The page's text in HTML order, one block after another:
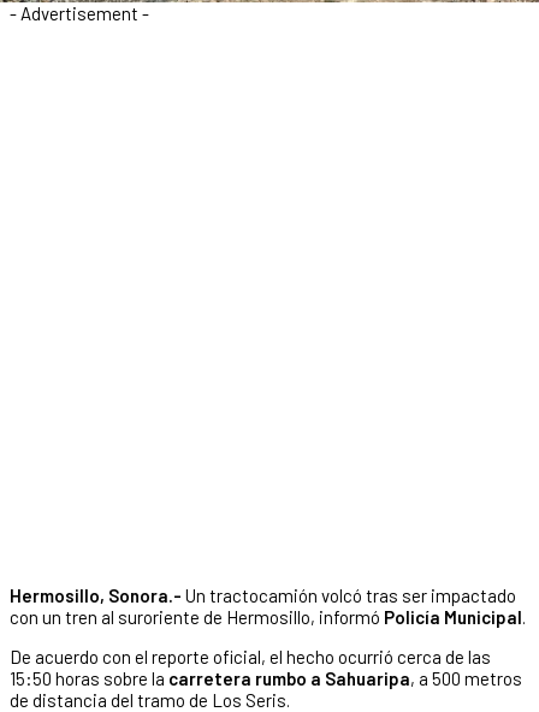
- Advertisement -
Hermosillo, Sonora.- Un tractocamión volcó tras ser impactado
con un tren al suroriente de Hermosillo, informó Policía Municipal.
De acuerdo con el reporte oficial, el hecho ocurrió cerca de las
15:50 horas sobre la carretera rumbo a Sahuaripa, a 500 metros
de distancia del tramo de Los Seris.